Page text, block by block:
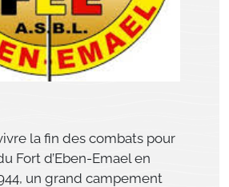
la fin des combats pour
Fort d’Eben-Emael en
un grand campement